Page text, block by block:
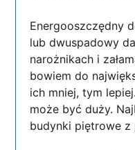
Energooszczędny
lub dwuspadowy
narożnikach i
bowiem do
ich mniej, tym
może być duży.
budynki piętrowe z